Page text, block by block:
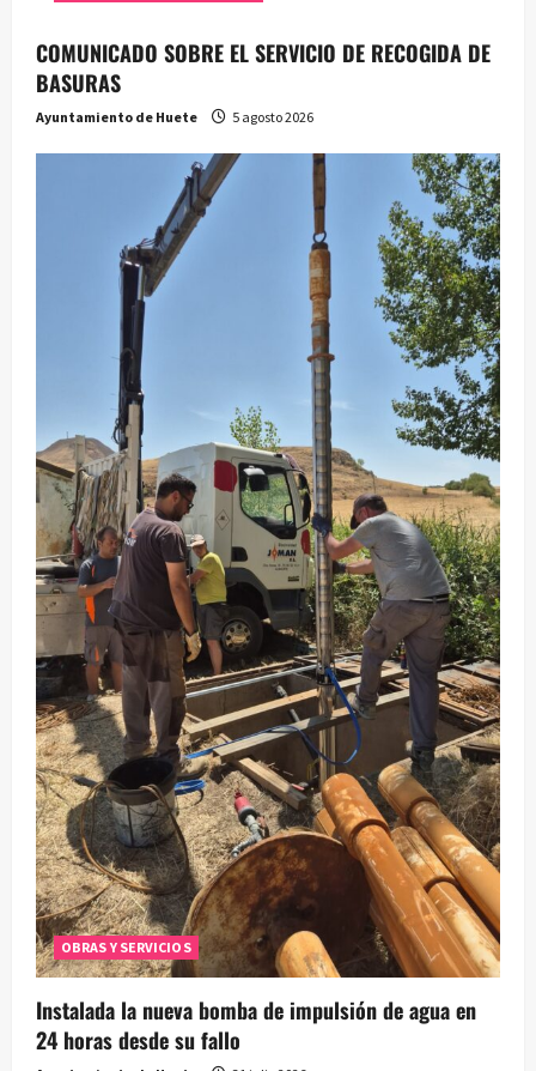
COMUNICADO SOBRE EL SERVICIO DE RECOGIDA DE
BASURAS
Ayuntamiento de Huete 5 agosto 2026
OBRAS Y SERVICIOS
Instalada la nueva bomba de impulsión de agua en
24 horas desde su fallo